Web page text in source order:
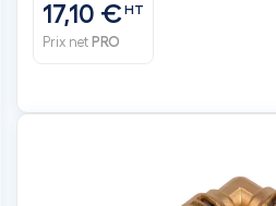
17,10 €HT
Prix net PRO